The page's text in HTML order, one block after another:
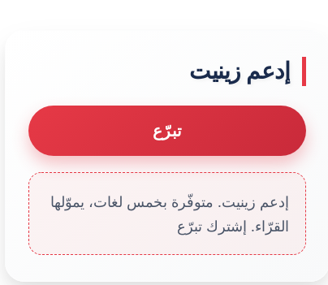
إدعم زينيت
تبرّع
إدعم زينيت. متوفّرة بخمس لغات، يموّلها
القرّاء. إشترك تبرّع